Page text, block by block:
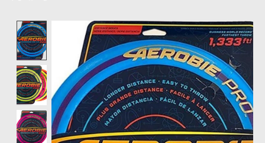
Product image slideshow Items